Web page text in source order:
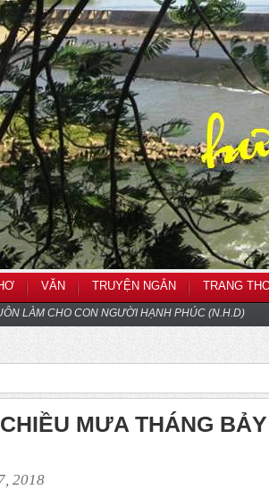
VĂN TRUYỆN NGẮN TRANG
LÀM CHO CON NGƯỜI HẠNH PHÚC (N.H.D)
MƯA THÁNG
2018